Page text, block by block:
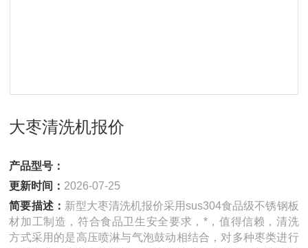
大枣清洗机报价
产品型号：
更新时间： 2026-07-25
简要描述： 新型大枣清洗机报价采用sus304食品级不锈钢板
材加工制造，符合食品卫生安全要求，*，值得信赖，清洗
方式采用的是高压喷淋与气泡鼓动相结合，对多种枣类进行